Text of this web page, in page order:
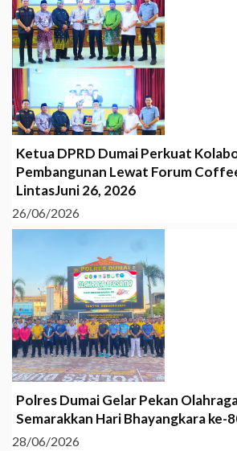
Ketua DPRD Dumai Perkuat
Pembangunan Lewat Forum
LintasJuni 26, 2026
26/06/2026
Polres Dumai Gelar Pekan
Semarakkan Hari Bhayangkara ke-
28/06/2026